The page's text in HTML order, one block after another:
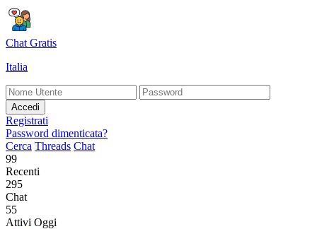
Chat Gratis
Italia
Accedi
Registrati
Password dimenticata?
Cerca Threads Chat
99
Recenti
295
Chat
55
Attivi Oggi